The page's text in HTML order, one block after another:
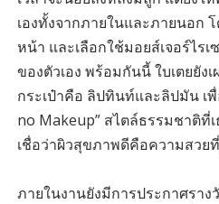
เองทั้งจากภายในและภายนอก
หน้า และเลือกใช้มอยส์เจอร์ไร
ของตัวเอง พร้อมกันนี้ ใบเตยยัง
กระเป๋าคือ ลิปทินท์และลิปมัน เ
no Makeup” สไตล์ธรรมชาติที่
เชื่อว่าผิวสุขภาพดีคือความสวย
ภายในงานยังมีการประกาศรา